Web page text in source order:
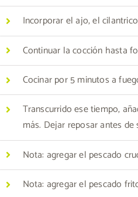
Incorporar el ajo, el
Continuar la cocción hasta
Cocinar por 5 minutos a
Transcurrido ese tiempo,
más. Dejar reposar antes de
Nota: agregar el pescado
Nota: agregar el pescado